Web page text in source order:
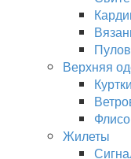
Верхняя
Куртки
Жилеты